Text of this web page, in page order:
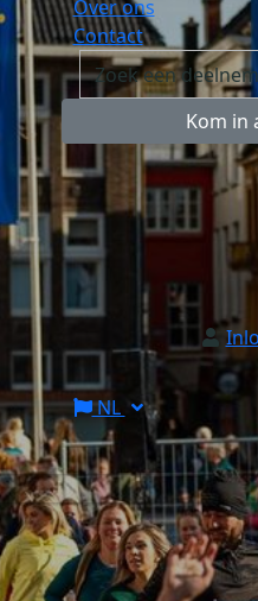
Over ons
Contact
Kom in
NL